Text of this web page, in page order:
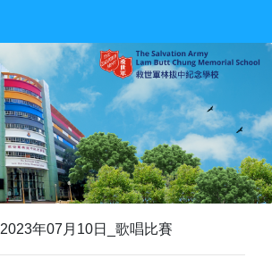
2023年07月10日_歌唱比賽